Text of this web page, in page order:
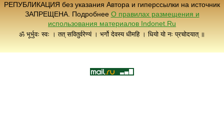
РЕПУБЛИКАЦИЯ без указания Автора и гиперссылки на источник
ЗАПРЕЩЕНА. Подробнее О правилах размещения и
использования материалов Indonet.Ru
ॐ भूर्भुवः स्वः । तत् सवितुर्वरेण्यं । भर्गो देवस्य धीमहि । धियो यो नः प्रचोदयात् ॥